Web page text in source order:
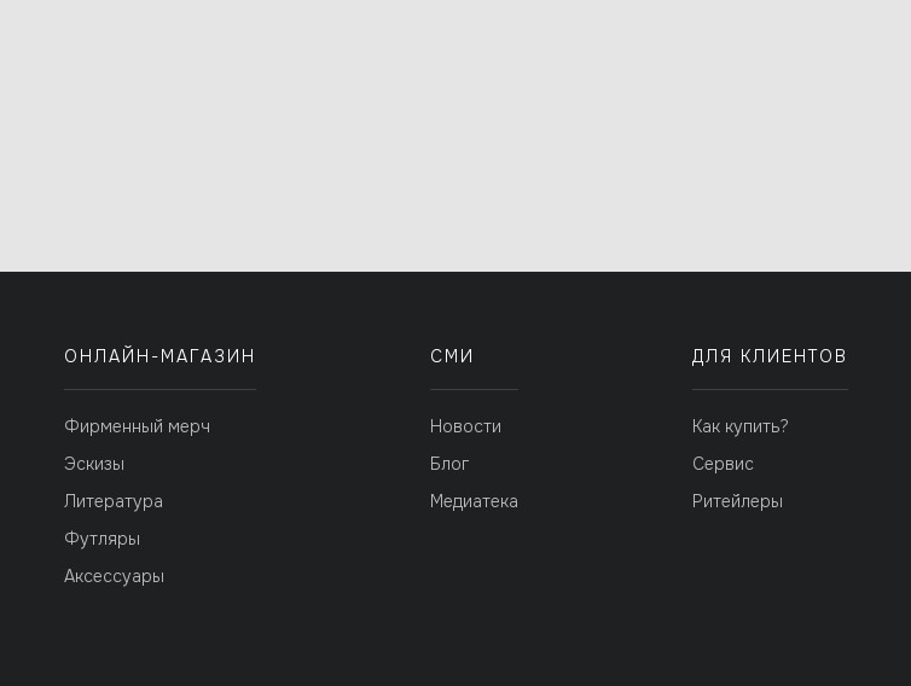
ОНЛАЙН-МАГАЗИН
Фирменный мерч
Эскизы
Литература
Футляры
Аксессуары
СМИ
Новости
Блог
Медиатека
ДЛЯ КЛИЕНТОВ
Как купить?
Сервис
Ритейлеры